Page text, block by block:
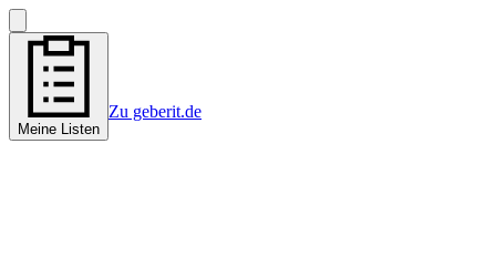
Meine Listen
Zu geberit.de